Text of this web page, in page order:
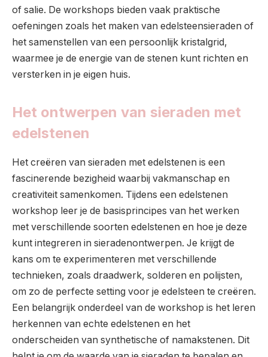
of salie. De workshops bieden vaak praktische
oefeningen zoals het maken van edelsteensieraden of
het samenstellen van een persoonlijk kristalgrid,
waarmee je de energie van de stenen kunt richten en
versterken in je eigen huis.
Het ontwerpen van sieraden met
edelstenen
Het creëren van sieraden met edelstenen is een
fascinerende bezigheid waarbij vakmanschap en
creativiteit samenkomen. Tijdens een edelstenen
workshop leer je de basisprincipes van het werken
met verschillende soorten edelstenen en hoe je deze
kunt integreren in sieradenontwerpen. Je krijgt de
kans om te experimenteren met verschillende
technieken, zoals draadwerk, solderen en polijsten,
om zo de perfecte setting voor je edelsteen te creëren.
Een belangrijk onderdeel van de workshop is het leren
herkennen van echte edelstenen en het
onderscheiden van synthetische of namakstenen. Dit